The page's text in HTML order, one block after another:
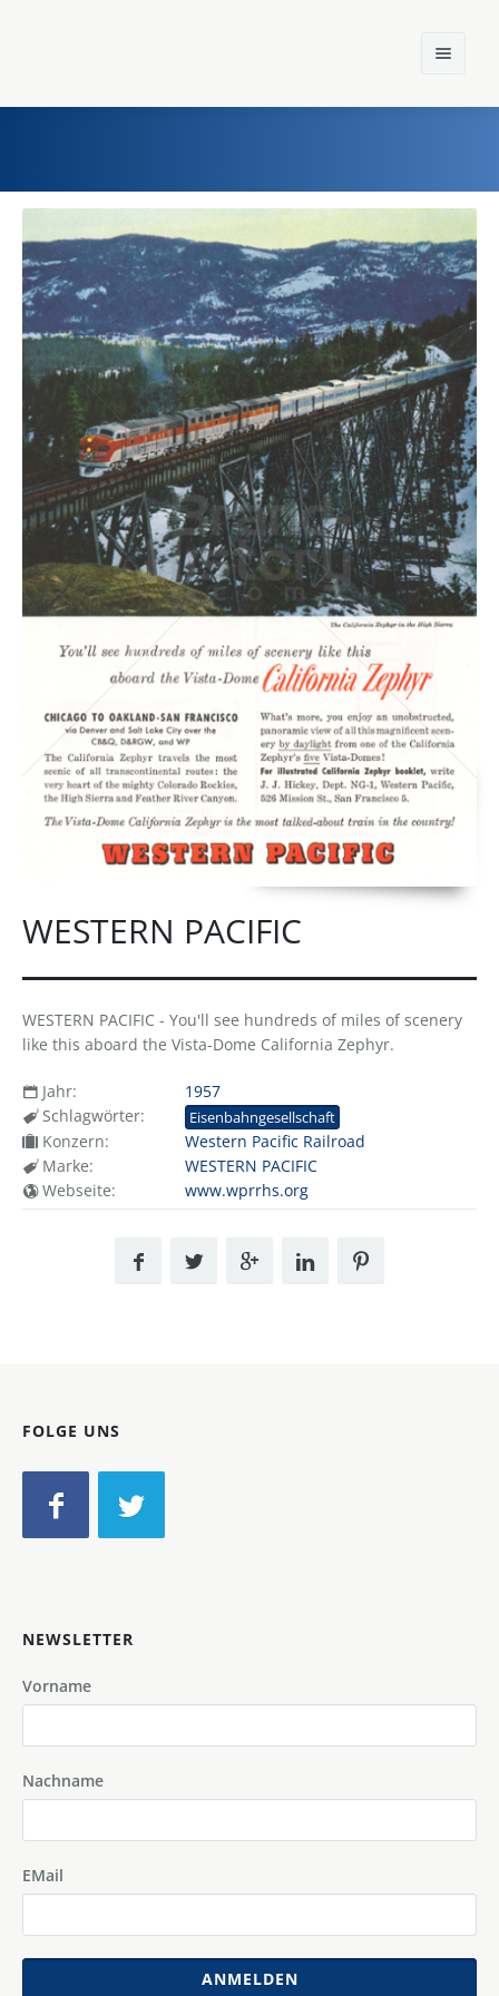
Einst und Heute
Marken
Konzerne
Epoche
WESTERN PACIFIC
WESTERN PACIFIC - You'll see hundreds of miles of scenery
like this aboard the Vista-Dome California Zephyr.
Jahr:
1957
Schlagwörter:
Eisenbahngesellschaft
Konzern:
Western Pacific Railroad
Marke:
WESTERN PACIFIC
Webseite:
www.wprrhs.org
FOLGE UNS
NEWSLETTER
Vorname
Nachname
EMail
ANMELDEN